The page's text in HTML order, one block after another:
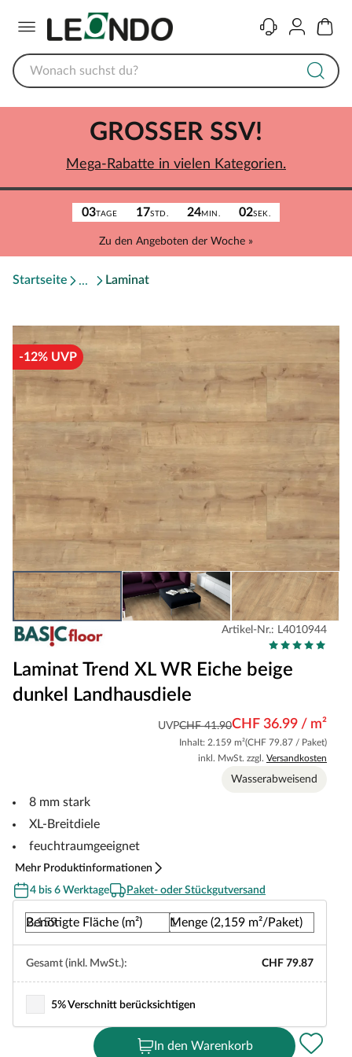
KontaktKonto
03TAGE 17STD. 24MIN. 02SEK.
Zu den Angeboten der Woche »
GROSSER SSV!
Mega-Rabatte in vielen Kategorien.
Startseite Laminat
-12% UVP
Artikel-Nr.: L4010944
Laminat Trend XL WR Eiche beige
dunkel Landhausdiele
UVPCHF 41.90CHF 36.99 / m²
Inhalt: 2.159 m²(CHF 79.87 / Paket)
inkl. MwSt. zzgl. Versandkosten
Wasserabweisend
8 mm stark
XL-Breitdiele
feuchtraumgeeignet
Mehr Produktinformationen
4 bis 6 Werktage
Paket- oder Stückgutversand
Benötigte Fläche (m²) Menge (2,159 m²/Paket)
Gesamt (inkl. MwSt.): CHF 79.87
5% Verschnitt berücksichtigen
In den Warenkorb